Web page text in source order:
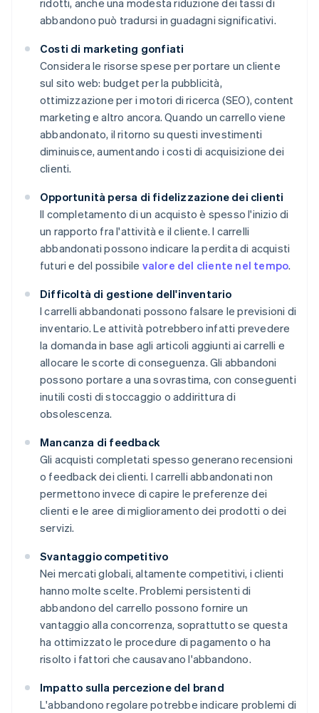
ridotti, anche una modesta riduzione dei tassi di
abbandono può tradursi in guadagni significativi.
Costi di marketing gonfiati
Considera le risorse spese per portare un cliente
sul sito web: budget per la pubblicità,
ottimizzazione per i motori di ricerca (SEO), content
marketing e altro ancora. Quando un carrello viene
abbandonato, il ritorno su questi investimenti
diminuisce, aumentando i costi di acquisizione dei
clienti.
Opportunità persa di fidelizzazione dei clienti
Il completamento di un acquisto è spesso l'inizio di
un rapporto fra l'attività e il cliente. I carrelli
abbandonati possono indicare la perdita di acquisti
futuri e del possibile valore del cliente nel tempo.
Difficoltà di gestione dell'inventario
I carrelli abbandonati possono falsare le previsioni di
inventario. Le attività potrebbero infatti prevedere
la domanda in base agli articoli aggiunti ai carrelli e
allocare le scorte di conseguenza. Gli abbandoni
possono portare a una sovrastima, con conseguenti
inutili costi di stoccaggio o addirittura di
obsolescenza.
Mancanza di feedback
Gli acquisti completati spesso generano recensioni
o feedback dei clienti. I carrelli abbandonati non
permettono invece di capire le preferenze dei
clienti e le aree di miglioramento dei prodotti o dei
servizi.
Svantaggio competitivo
Nei mercati globali, altamente competitivi, i clienti
hanno molte scelte. Problemi persistenti di
abbandono del carrello possono fornire un
vantaggio alla concorrenza, soprattutto se questa
ha ottimizzato le procedure di pagamento o ha
risolto i fattori che causavano l'abbandono.
Impatto sulla percezione del brand
L'abbandono regolare potrebbe indicare problemi di